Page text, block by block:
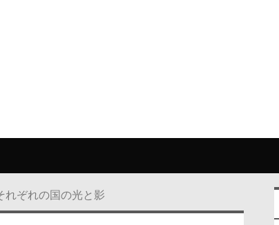
れぞれの国の光と影